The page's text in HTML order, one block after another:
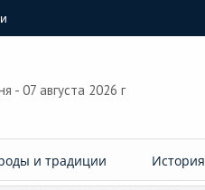
- 07 августа 2026 г
и традиции История